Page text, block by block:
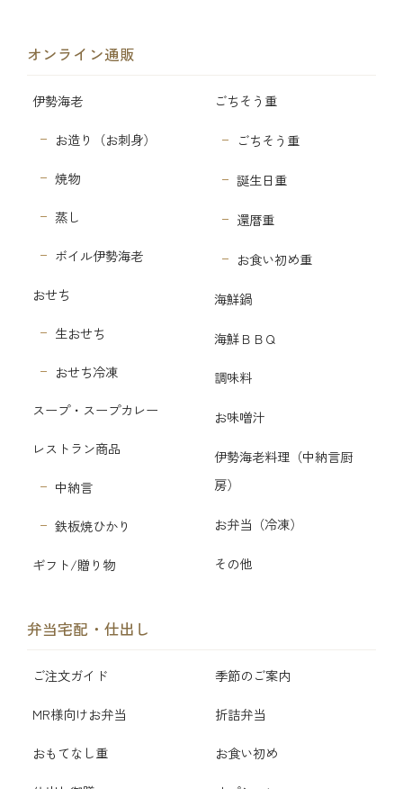
オンライン通販
伊勢海老
お造り（お刺身）
焼物
蒸し
ボイル伊勢海老
おせち
生おせち
おせち冷凍
スープ・スープカレー
レストラン商品
中納言
鉄板焼ひかり
ギフト/贈り物
ごちそう重
ごちそう重
誕生日重
還暦重
お食い初め重
海鮮鍋
海鮮ＢＢＱ
調味料
お味噌汁
伊勢海老料理（中納言厨
房）
お弁当（冷凍）
その他
弁当宅配・仕出し
ご注文ガイド 季節のご案内
MR様向けお弁当 折詰弁当
おもてなし重 お食い初め